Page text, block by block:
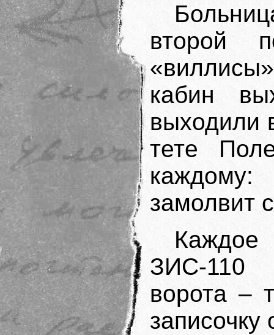
второй
кабин
выходили
тете
замолвит
ЗИС-110
ворота –